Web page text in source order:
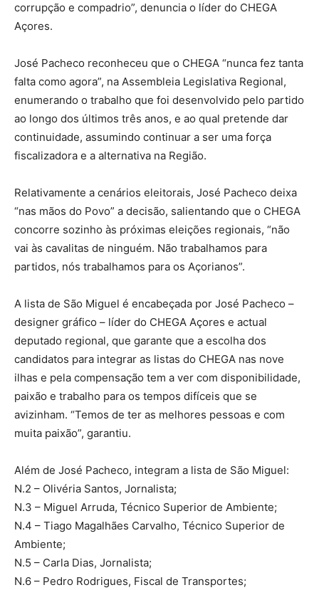
corrupção e compadrio”, denuncia o líder do CHEGA
Açores.
José Pacheco reconheceu que o CHEGA “nunca fez tanta
falta como agora”, na Assembleia Legislativa Regional,
enumerando o trabalho que foi desenvolvido pelo partido
ao longo dos últimos três anos, e ao qual pretende dar
continuidade, assumindo continuar a ser uma força
fiscalizadora e a alternativa na Região.
Relativamente a cenários eleitorais, José Pacheco deixa
“nas mãos do Povo” a decisão, salientando que o CHEGA
concorre sozinho às próximas eleições regionais, “não
vai às cavalitas de ninguém. Não trabalhamos para
partidos, nós trabalhamos para os Açorianos”.
A lista de São Miguel é encabeçada por José Pacheco –
designer gráfico – líder do CHEGA Açores e actual
deputado regional, que garante que a escolha dos
candidatos para integrar as listas do CHEGA nas nove
ilhas e pela compensação tem a ver com disponibilidade,
paixão e trabalho para os tempos difíceis que se
avizinham. “Temos de ter as melhores pessoas e com
muita paixão”, garantiu.
Além de José Pacheco, integram a lista de São Miguel:
N.2 – Olivéria Santos, Jornalista;
N.3 – Miguel Arruda, Técnico Superior de Ambiente;
N.4 – Tiago Magalhães Carvalho, Técnico Superior de
Ambiente;
N.5 – Carla Dias, Jornalista;
N.6 – Pedro Rodrigues, Fiscal de Transportes;